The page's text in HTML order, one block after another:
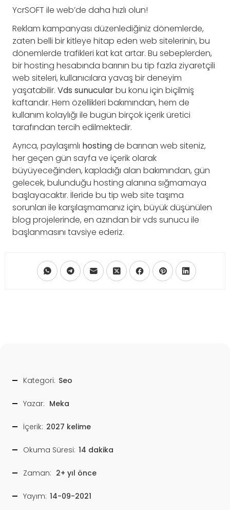
YcrSOFT ile web’de daha hızlı olun!
Reklam kampanyası düzenlediğiniz dönemlerde,
zaten belli bir kitleye hitap eden web sitelerinin, bu
dönemlerde trafikleri kat kat artar. Bu sebeplerden,
bir hosting hesabında barının bu tip fazla ziyaretçili
web siteleri, kullanıcılara yavaş bir deneyim
yaşatabilir. Vds sunucularbu konu için biçilmiş
kaftandır. Hem özellikleri bakımından, hem de
kullanım kolaylığı ile bugün birçok içerik üretici
tarafından tercih edilmektedir.
Ayrıca, paylaşımlı hostingde barınan web siteniz,
her geçen gün sayfa ve içerik olarak
büyüyeceğinden, kapladığı alan bakımından, gün
gelecek, bulunduğu hosting alanına sığmamaya
başlayacaktır. İleride bu tip web site taşıma
sorunları ile karşılaşmamanız için, büyük düşünülen
blog projelerinde, en azından bir vds sunucu ile
başlanmasını tavsiye ederiz.
Kategori: Seo
Yazar: Meka
İçerik: 2027 kelime
Okuma Süresi: 14 dakika
Zaman: 2+ yıl önce
Yayım: 14-09-2021